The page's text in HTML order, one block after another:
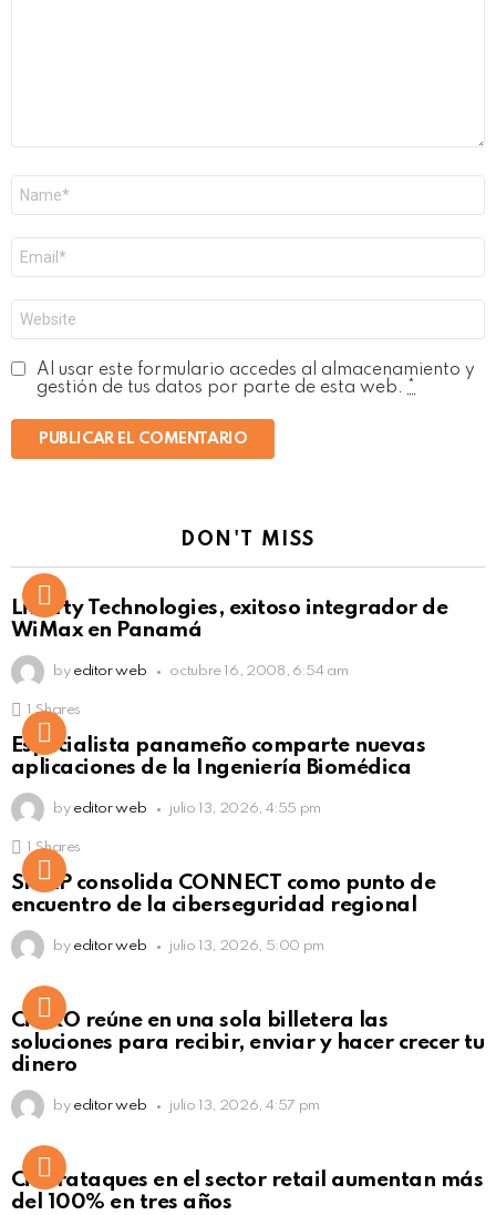
electrónico
*
Al usar este formulario accedes al almacenamiento y
gestión de tus datos por parte de esta web.
DON'T MISS
Liberty Technologies, exitoso integrador de
WiMax en Panamá
by editor web octubre 16, 2008, 6:54 am
Click to view this post
Shares
Especialista panameño comparte nuevas
aplicaciones de la Ingeniería Biomédica
by editor web julio 13, 2026, 4:55 pm
Click to view this post
Shares
SISAP consolida CONNECT como punto de
encuentro de la ciberseguridad regional
by editor web julio 13, 2026, 5:00 pm
Not Safe For Work
Click to view this post
CiNKO reúne en una sola billetera las
soluciones para recibir, enviar y hacer crecer tu
dinero
by editor web julio 13, 2026, 4:57 pm
Ciberataques en el sector retail aumentan más
del 100% en tres años